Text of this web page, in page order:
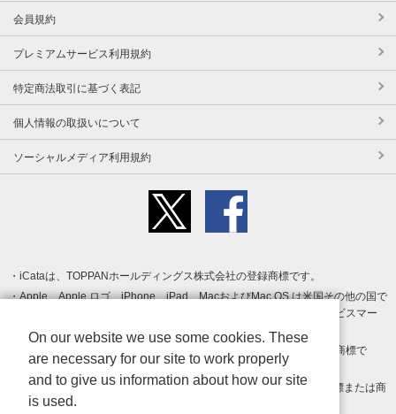
会員規約
プレミアムサービス利用規約
特定商法取引に基づく表記
個人情報の取扱いについて
ソーシャルメディア利用規約
iCataは、TOPPANホールディングス株式会社の登録商標です。
Apple、Apple ロゴ、iPhone、iPad、MacおよびMac OS は米国その他の国で
登録された Apple Inc. の商標です。App Store は Apple Inc. のサービスマー
クです。
Android、Google Play および Google Play ロゴ は Google LLC の商標で
す。
Windows は Microsoft Inc.の米国およびその他の国における登録商標または商
標です。
On our website we use some cookies. These
are necessary for our site to work properly
and to give us information about how our site
is used.